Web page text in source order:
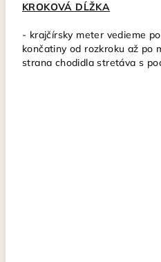
KROKOVÁ DĹŽKA
- krajčírsky meter vedieme
končatiny od rozkroku až po
strana chodidla stretáva s